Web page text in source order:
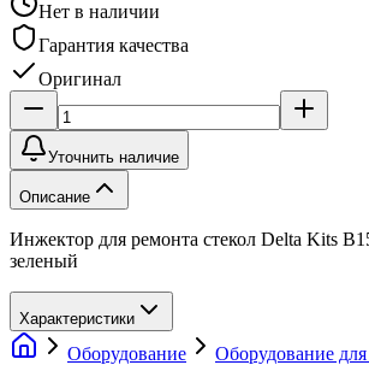
Нет в наличии
Гарантия качества
Оригинал
Уточнить наличие
Описание
Инжектор для ремонта стекол Delta Kits
зеленый
Характеристики
Оборудование
Оборудование